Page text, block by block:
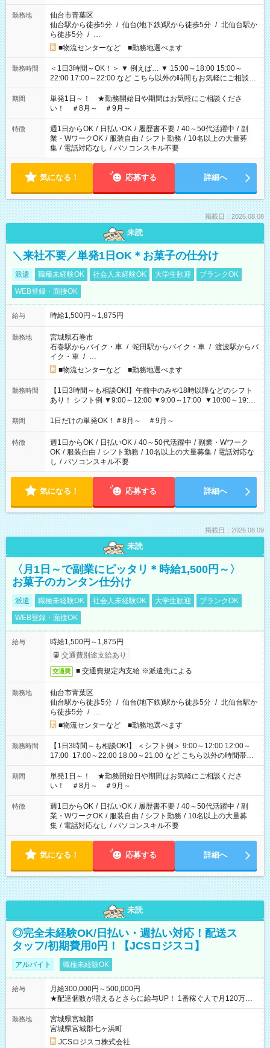
勤務地
仙台市青葉区
仙台駅から徒歩5分 / 仙台(地下鉄)駅から徒歩5分 / 北仙台駅か
ら徒歩5分 / …
■物流センターなど ■勤務地選べます
勤務時間
＜1日3時間～OK！＞ ▼ 例えば… ▼ 15:00～18:00 15:00～
22:00 17:00～22:00 など こちら以外の時間もお気軽にご相談く
ださい！
期間
単発1日～！ ★勤務開始日や期間はお気軽にご相談くださ
い！ ＃8月～ ＃9月～
特徴 週1日からOK / 日払いOK / 履歴書不要 / 40～50代活躍中 / 副
業・WワークOK / 服装自由 / シフト勤務 / 10名以上の大量募
集 / 電話対応なし / パソコンスキル不要
気になる！ 応募する 詳細へ
掲載日：2026.08.08
未読
＼来社不要／単発1日OK＊お菓子の仕分け
派遣 職種未経験OK 社会人未経験OK 大学生歓迎
ブランクOK
WEB登録・面接OK
給与 時給1,500円～1,875円
勤務地
宮城県石巻市
石巻駅からバイク・車 / 蛇田駅からバイク・車 / 渡波駅からバ
イク・車 / …
■物流センターなど ■勤務地選べます
勤務時間
【1日3時間～も相談OK!】午前中のみや18時以降などのシフト
あり！ シフト例 ▼9:00～12:00 ▼9:00～17:00 ▼10:00～19:00
▼18:00～21:00
期間 1日だけの単発OK！＃8月～ ＃9月～
特徴 週1日からOK / 日払いOK / 40～50代活躍中 / 副業・Wワーク
OK / 服装自由 / シフト勤務 / 10名以上の大量募集 / 電話対応な
し / パソコンスキル不要
気になる！ 応募する 詳細へ
掲載日：2026.08.09
未読
〈月1日～で副業にピッタリ＊時給1,500円～〉
お菓子のカンタン仕分け
派遣 職種未経験OK 社会人未経験OK 大学生歓迎
ブランクOK
WEB登録・面接OK
給与
時給1,500円～1,875円
交通費別途支給あり
交通費 ■ 交通費規定内支給 ※派遣先による
勤務地
仙台市青葉区
仙台駅から徒歩5分 / 仙台(地下鉄)駅から徒歩5分 / 北仙台駅か
ら徒歩5分 / …
■物流センターなど ■勤務地選べます
勤務時間
【1日3時間～も相談OK!】 ＜シフト例＞ 9:00～12:00 12:00～
17:00 17:00～22:00 18:00～21:00 など こちら以外の時間帯も
お気軽にご相談ください！
期間
単発1日～！ ★勤務開始日や期間はお気軽にご相談くださ
い！ ＃8月～ ＃9月～
特徴 週1日からOK / 日払いOK / 履歴書不要 / 40～50代活躍中 / 副
業・WワークOK / 服装自由 / シフト勤務 / 10名以上の大量募
集 / 電話対応なし / パソコンスキル不要
気になる！ 応募する 詳細へ
未読
◎完全未経験OK/日払い・週払い対応！配送ス
タッフ/初期費用0円！【JCSロジスコ】
アルバイト 職種未経験OK
給与
月給300,000円～500,000円
★配達個数が増えるとさらに給与UP！ 1番稼ぐ人で月120万ほ
ど！ ・主要都市エリア 月収55万円／週5日稼働 月収65万~112
万円／週6日稼働 ・地方郊外エリア 月収40万円／週5日稼働 月
収40万円~50万円／週6日稼働 ＜モデルイメージ＞ ■月収50万
円 (27歳男性/江東区在住)※元建築関係 1日150個配達×25日勤務
勤務地
宮城県宮城郡
宮城県宮城郡七ヶ浜町
JCSロジスコ株式会社